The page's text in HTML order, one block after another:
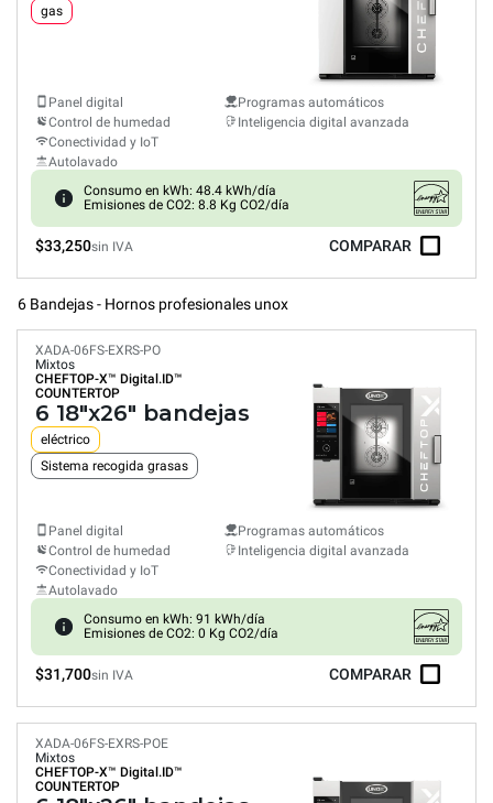
gas
Panel digital
Control de humedad
Conectividad y IoT
Autolavado
Programas automáticos
Inteligencia digital avanzada
Consumo en kWh: 48.4 kWh/día
Emisiones de CO2: 8.8 Kg CO2/día
$33,250sin IVA COMPARAR
6 Bandejas - Hornos profesionales unox
XADA-06FS-EXRS-PO
Mixtos
CHEFTOP-X™ Digital.ID™
COUNTERTOP
6 18"x26" bandejas
eléctrico
Sistema recogida grasas
Panel digital
Control de humedad
Conectividad y IoT
Autolavado
Programas automáticos
Inteligencia digital avanzada
Consumo en kWh: 91 kWh/día
Emisiones de CO2: 0 Kg CO2/día
$31,700sin IVA COMPARAR
XADA-06FS-EXRS-POE
Mixtos
CHEFTOP-X™ Digital.ID™
COUNTERTOP